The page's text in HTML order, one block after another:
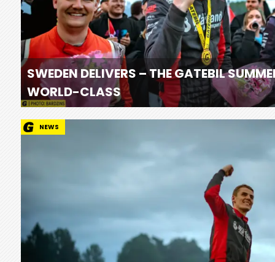
SWEDEN DELIVERS – THE GATEBIL
WORLD-CLASS
NEWS